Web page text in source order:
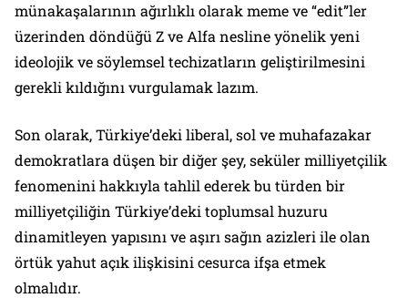
münakaşalarının ağırlıklı olarak meme ve “edit”ler
üzerinden döndüğü Z ve Alfa nesline yönelik yeni
ideolojik ve söylemsel techizatların geliştirilmesini
gerekli kıldığını vurgulamak lazım.
Son olarak, Türkiye’deki liberal, sol ve muhafazakar
demokratlara düşen bir diğer şey, seküler milliyetçilik
fenomenini hakkıyla tahlil ederek bu türden bir
milliyetçiliğin Türkiye’deki toplumsal huzuru
dinamitleyen yapısını ve aşırı sağın azizleri ile olan
örtük yahut açık ilişkisini cesurca ifşa etmek
olmalıdır.